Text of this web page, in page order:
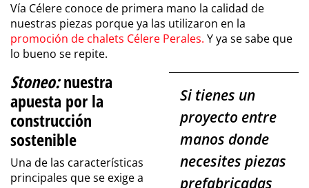
Vía Célere conoce de primera mano la calidad de
nuestras piezas porque ya las utilizaron en la
promoción de chalets Célere Perales. Y ya se sabe que
lo bueno se repite.
Si tienes un
proyecto entre
manos donde
necesites piezas
prefabricadas
Stoneo: nuestra
apuesta por la
construcción
sostenible
Una de las características
principales que se exige a